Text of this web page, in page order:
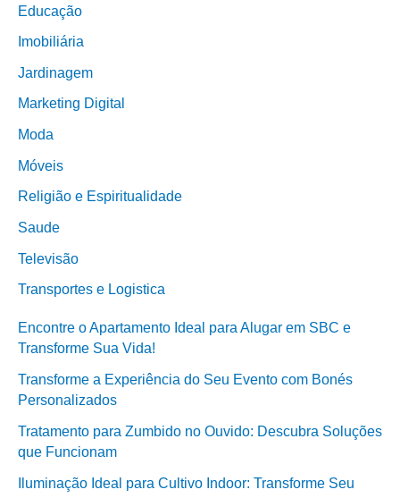
Educação
Imobiliária
Jardinagem
Marketing Digital
Moda
Móveis
Religião e Espiritualidade
Saude
Televisão
Transportes e Logistica
Encontre o Apartamento Ideal para Alugar em SBC e
Transforme Sua Vida!
Transforme a Experiência do Seu Evento com Bonés
Personalizados
Tratamento para Zumbido no Ouvido: Descubra Soluções
que Funcionam
Iluminação Ideal para Cultivo Indoor: Transforme Seu